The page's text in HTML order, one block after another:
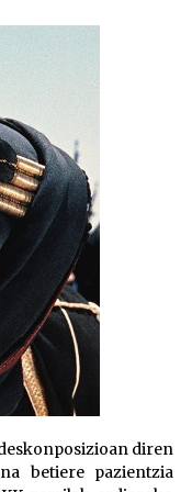
McCartney eta
berriak
diren
betiere pazientzia